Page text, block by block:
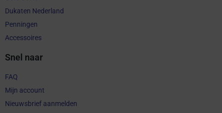
Dukaten Nederland
Penningen
Accessoires
Snel naar
FAQ
Mijn account
Nieuwsbrief aanmelden